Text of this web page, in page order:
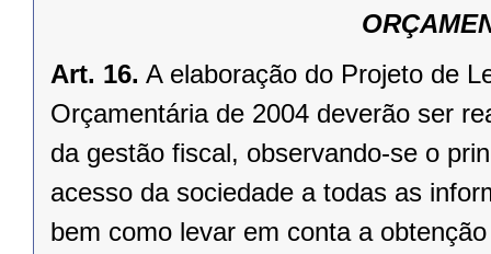
Art. 16. A elaboração do Projeto de
Orçamentária de 2004 deverão ser
da gestão fiscal, observando-se o
acesso da sociedade a todas as
bem como levar em conta a